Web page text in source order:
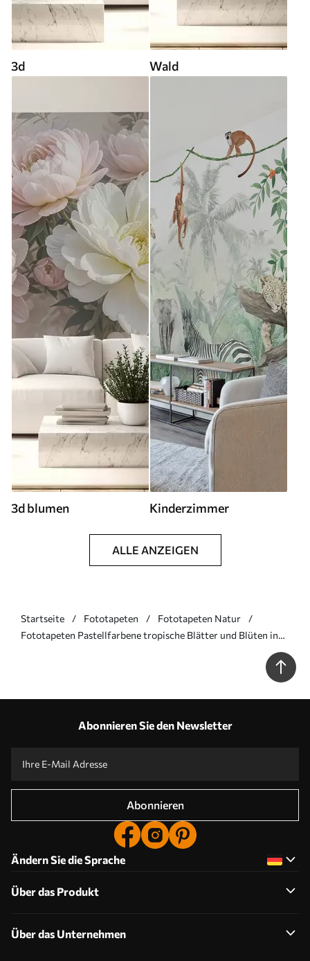
3d Wald
3d blumen Kinderzimmer
ALLE ANZEIGEN
Startseite Fototapeten
Fototapeten Natur
Fototapeten Pastellfarbene tropische Blätter und Blüten in
Abonnieren Sie den Newsletter
Abonnieren
Ändern Sie die Sprache
Über das Produkt
Über das Unternehmen